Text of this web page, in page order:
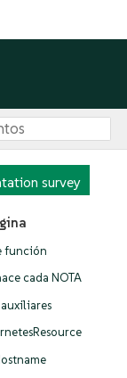
survey
función
cada NOTA